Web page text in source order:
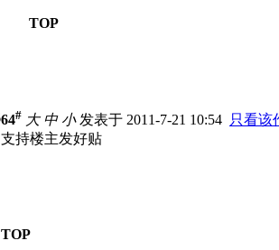
TOP
64# 大 中 小发表于 2011-7-21 10:54 只看该
支持楼主发好贴
TOP